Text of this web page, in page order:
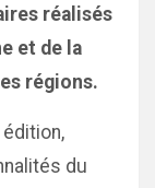
réalisés
et de la
régions.
du